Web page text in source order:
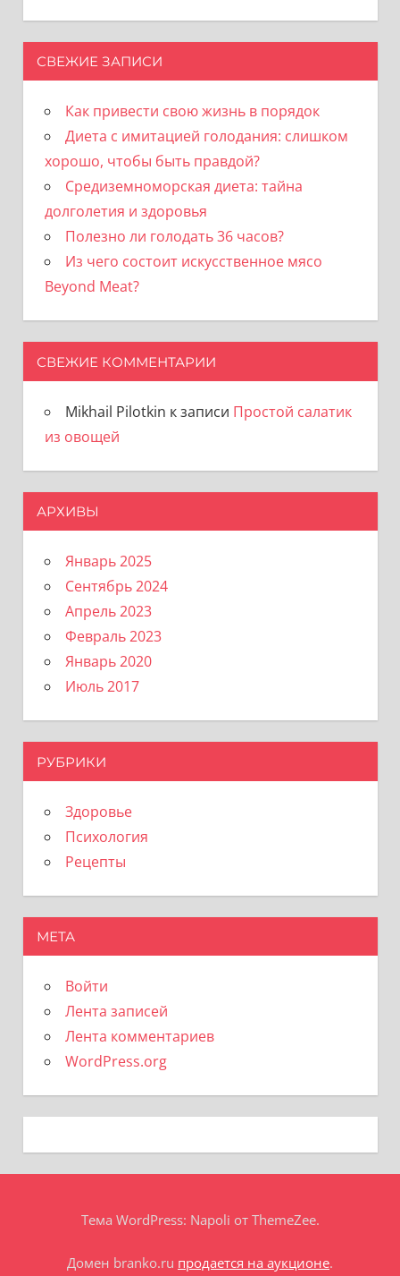
СВЕЖИЕ ЗАПИСИ
Как привести свою жизнь в порядок
Диета с имитацией голодания: слишком
хорошо, чтобы быть правдой?
Средиземноморская диета: тайна
долголетия и здоровья
Полезно ли голодать 36 часов?
Из чего состоит искусственное мясо
Beyond Meat?
СВЕЖИЕ КОММЕНТАРИИ
Mikhail Pilotkin к записи Простой салатик
из овощей
АРХИВЫ
Январь 2025
Сентябрь 2024
Апрель 2023
Февраль 2023
Январь 2020
Июль 2017
РУБРИКИ
Здоровье
Психология
Рецепты
МЕТА
Войти
Лента записей
Лента комментариев
WordPress.org
Тема WordPress: Napoli от ThemeZee.
Домен branko.ru продается на аукционе.